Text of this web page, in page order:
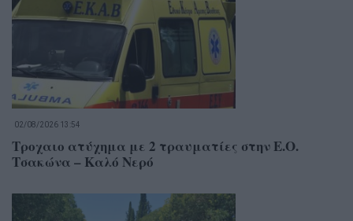
02/08/2026 13:54
Τροχαιο ατύχημα με 2 τραυματίες στην Ε.Ο.
Τσακώνα – Καλό Νερό